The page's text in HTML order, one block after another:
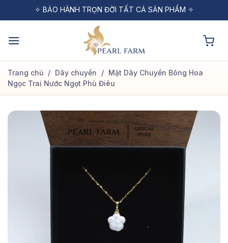
qua
dung
✧ BẢO HÀNH TRỌN ĐỜI TẤT CẢ SẢN PHẨM ✧
✧ MIỄN PHÍ VẬN CHUYỂN CHO ĐƠN HÀNG TỪ 1 TRIỆU ✧
✧ ĐỔI TRẢ MIỄN PHÍ TRONG VÒNG 48H ✧
Trang chủ / Dây chuyền / Mặt Dây Chuyền Bông Hoa
Ngọc Trai Nước Ngọt Phù Điêu